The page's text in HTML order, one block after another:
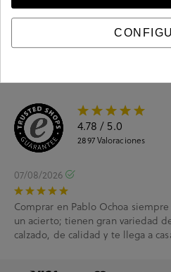
Información del producto
4.78 / 5.0
2897Valoraciones
07/08/2026
Comprar en Pablo Ochoa siempre
un acierto; tienen gran variedad
calzado, de calidad y te llega a